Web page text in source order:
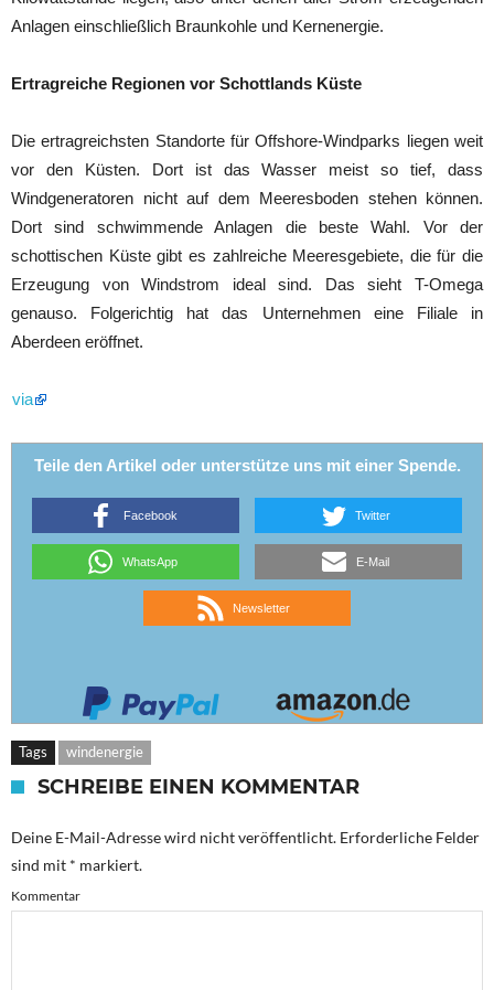
Anlagen einschließlich Braunkohle und Kernenergie.
Ertragreiche Regionen vor Schottlands Küste
Die ertragreichsten Standorte für Offshore-Windparks liegen weit
vor den Küsten. Dort ist das Wasser meist so tief, dass
Windgeneratoren nicht auf dem Meeresboden stehen können.
Dort sind schwimmende Anlagen die beste Wahl. Vor der
schottischen Küste gibt es zahlreiche Meeresgebiete, die für die
Erzeugung von Windstrom ideal sind. Das sieht T-Omega
genauso. Folgerichtig hat das Unternehmen eine Filiale in
Aberdeen eröffnet.
via
Teile den Artikel oder unterstütze uns mit einer Spende.
Facebook Twitter
WhatsApp E-Mail
Newsletter
Tags windenergie
SCHREIBE EINEN KOMMENTAR
Deine E-Mail-Adresse wird nicht veröffentlicht. Erforderliche Felder
sind mit * markiert.
Kommentar